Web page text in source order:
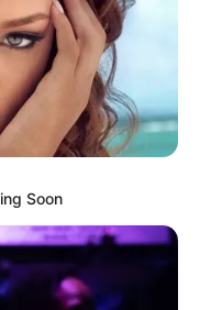
πριν βάλει
στο Βασιλικό
αυτά τα
Soon